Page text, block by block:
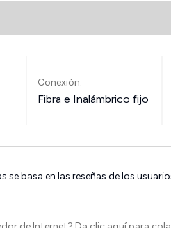
Conexión:
Fibra e Inalámbrico fijo
se basa en las reseñas de los